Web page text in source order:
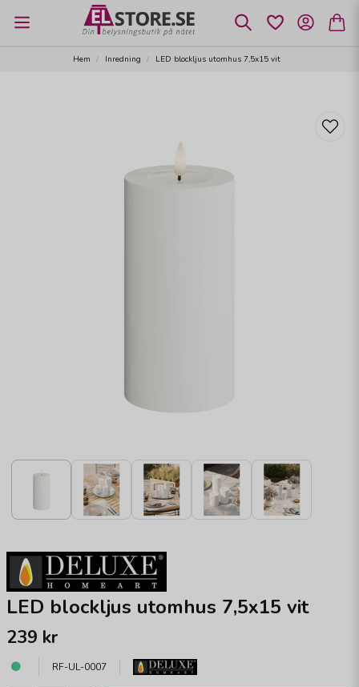
Hem Inredning LED blockljus utomhus 7,5x15 vit
LED blockljus utomhus 7,5x15 vit
239 kr
RF-UL-0007